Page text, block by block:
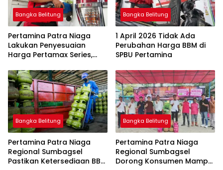
Bangka Belitung
Pertamina Patra Niaga
Lakukan Penyesuaian
Harga Pertamax Series,
Subsidi Tetap
Bangka Belitung
1 April 2026 Tidak Ada
Perubahan Harga BBM di
SPBU Pertamina
Bangka Belitung
Pertamina Patra Niaga
Regional Sumbagsel
Pastikan Ketersediaan BBM
Bangka Belitung
Pertamina Patra Niaga
Regional Sumbagsel
Dorong Konsumen Mampu